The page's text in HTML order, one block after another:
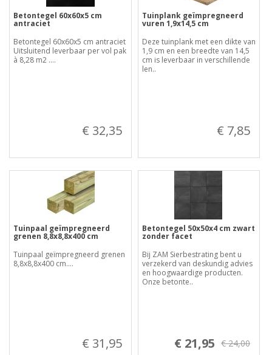
Betontegel 60x60x5 cm
antraciet
Betontegel 60x60x5 cm antraciet
Uitsluitend leverbaar per vol pak
à 8,28 m2 ....
€ 32,35
Tuinplank geïmpregneerd
vuren 1,9x14,5 cm
Deze tuinplank met een dikte van
1,9 cm en een breedte van 14,5
cm is leverbaar in verschillende
len..
€ 7,85
Tuinpaal geïmpregneerd
grenen 8,8x8,8x400 cm
Tuinpaal geïmpregneerd grenen
8,8x8,8x400 cm....
€ 31,95
Betontegel 50x50x4 cm zwart
zonder facet
Bij ZAM Sierbestrating bent u
verzekerd van deskundig advies
en hoogwaardige producten.
Onze betonte..
€ 21,95 € 24,00